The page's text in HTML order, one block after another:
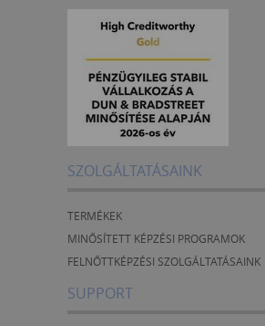
SZOLGÁLTATÁSAINK
TERMÉKEK
MINŐSÍTETT KÉPZÉSI PROGRAMOK
FELNŐTTKÉPZÉSI SZOLGÁLTATÁSAINK
SUPPORT